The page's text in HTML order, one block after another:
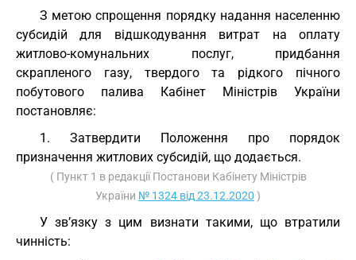
З метою спрощення порядку надання населенню
субсидій для відшкодування витрат на оплату
житлово-комунальних послуг, придбання
скрапленого газу, твердого та рідкого пічного
побутового палива Кабінет Міністрів України
постановляє:
1. Затвердити Положення про порядок
призначення житлових субсидій, що додається.
( Пункт 1 в редакції Постанови Кабінету Міністрів
України № 1324 від 23.12.2020 )
У зв’язку з цим визнати такими, що втратили
чинність: